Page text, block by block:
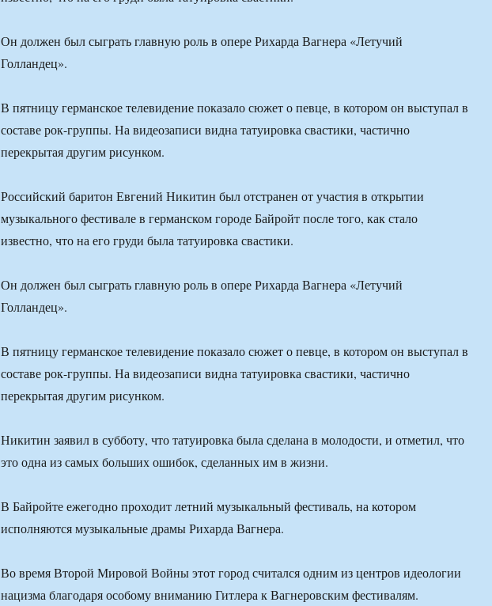
Он должен был сыграть главную роль в опере Рихарда Вагнера «Летучий
Голландец».
В пятницу германское телевидение показало сюжет о певце, в котором он выступал в
составе рок-группы. На видеозаписи видна татуировка свастики, частично
перекрытая другим рисунком.
Российский баритон Евгений Никитин был отстранен от участия в открытии
музыкального фестивале в германском городе Байройт после того, как стало
известно, что на его груди была татуировка свастики.
Он должен был сыграть главную роль в опере Рихарда Вагнера «Летучий
Голландец».
В пятницу германское телевидение показало сюжет о певце, в котором он выступал в
составе рок-группы. На видеозаписи видна татуировка свастики, частично
перекрытая другим рисунком.
Никитин заявил в субботу, что татуировка была сделана в молодости, и отметил, что
это одна из самых больших ошибок, сделанных им в жизни.
В Байройте ежегодно проходит летний музыкальный фестиваль, на котором
исполняются музыкальные драмы Рихарда Вагнера.
Во время Второй Мировой Войны этот город считался одним из центров идеологии
нацизма благодаря особому вниманию Гитлера к Вагнеровским фестивалям.